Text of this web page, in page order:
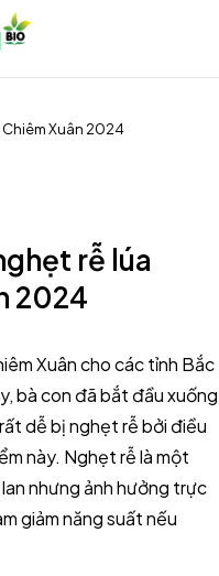
Xuân 2024
rễ lúa
2024
Xuân cho các tỉnh Bắc
bà con đã bắt đầu xuống
dễ bị nghẹt rễ bởi điều
này. Nghẹt rễ là một
nhưng ảnh hưởng trực
giảm năng suất nếu